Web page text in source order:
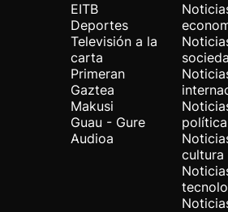
EITB
Deportes
Televisión a la
carta
Primeran
Gaztea
Makusi
Guau - Gure
Audioa
política
cultura